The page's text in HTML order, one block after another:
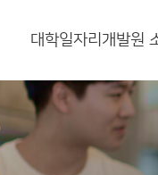
대학일자리개발원